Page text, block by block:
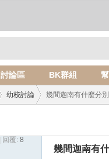
討論區 BK群組
幼校討論 幾間迦南有什麼分
回覆: 8
幾間迦南有